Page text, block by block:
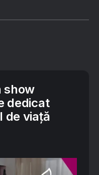
show
dedicat
de viață